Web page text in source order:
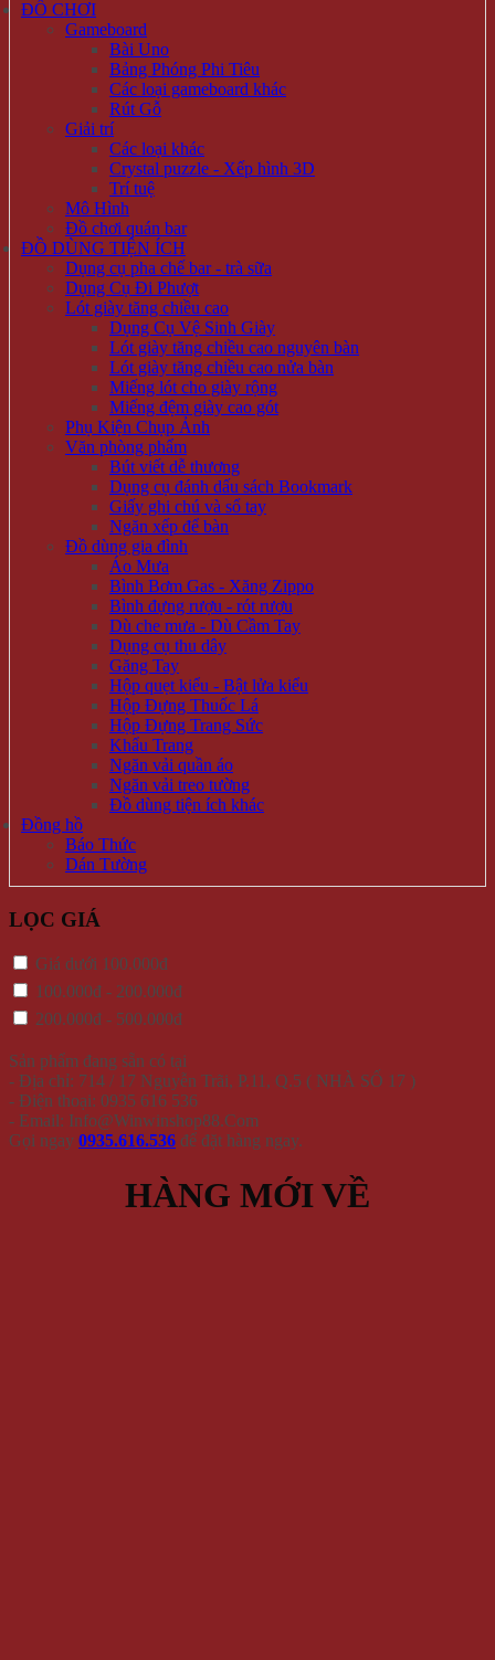
ĐỒ CHƠI
Gameboard
Bài Uno
Bảng Phóng Phi Tiêu
Các loại gameboard khác
Rút Gỗ
Giải trí
Các loại khác
Crystal puzzle - Xếp hình 3D
Trí tuệ
Mô Hình
Đồ chơi quán bar
ĐỒ DÙNG TIỆN ÍCH
Dụng cụ pha chế bar - trà sữa
Dụng Cụ Đi Phượt
Lót giày tăng chiều cao
Dụng Cụ Vệ Sinh Giày
Lót giày tăng chiều cao nguyên bàn
Lót giày tăng chiều cao nửa bàn
Miếng lót cho giày rộng
Miếng đệm giày cao gót
Phụ Kiện Chụp Ảnh
Văn phòng phẩm
Bút viết dễ thương
Dụng cụ đánh dấu sách Bookmark
Giấy ghi chú và sổ tay
Ngăn xếp để bàn
Đồ dùng gia đình
Áo Mưa
Bình Bơm Gas - Xăng Zippo
Bình đựng rượu - rót rượu
Dù che mưa - Dù Cầm Tay
Dụng cụ thu dây
Găng Tay
Hộp quẹt kiểu - Bật lửa kiểu
Hộp Đựng Thuốc Lá
Hộp Đựng Trang Sức
Khẩu Trang
Ngăn vải quần áo
Ngăn vải treo tường
Đồ dùng tiện ích khác
Đồng hồ
Báo Thức
Dán Tường
LỌC GIÁ
Giá dưới 100.000đ
100.000đ - 200.000đ
200.000đ - 500.000đ
Sản phẩm đang sẵn có tại
- Địa chỉ: 714 / 17 Nguyễn Trãi, P.11, Q.5 ( NHÀ SỐ 17 )
- Điện thoại: 0935 616 536
- Email: Info@Winwinshop88.Com
Gọi ngay 0935.616.536 để đặt hàng ngay.
HÀNG MỚI VỀ